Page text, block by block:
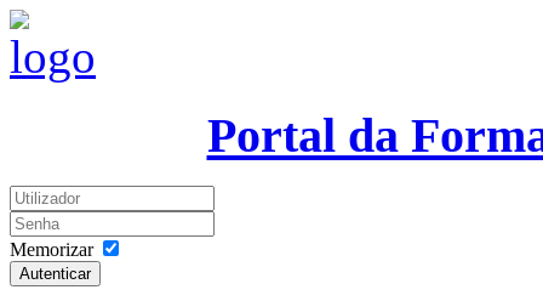
Portal da
Memorizar
Autenticar